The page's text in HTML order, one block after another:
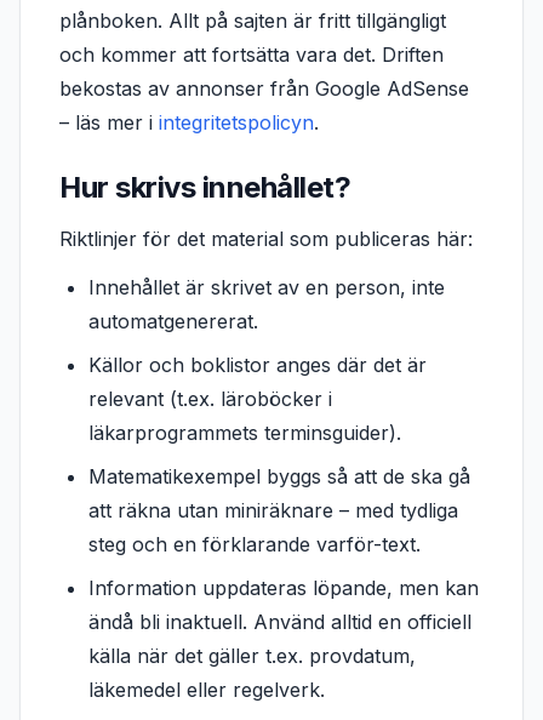
plånboken. Allt på sajten är fritt tillgängligt
och kommer att fortsätta vara det. Driften
bekostas av annonser från Google AdSense
– läs mer i integritetspolicyn.
Hur skrivs innehållet?
Riktlinjer för det material som publiceras här:
Innehållet är skrivet av en person, inte
automatgenererat.
Källor och boklistor anges där det är
relevant (t.ex. läroböcker i
läkarprogrammets terminsguider).
Matematikexempel byggs så att de ska gå
att räkna utan miniräknare – med tydliga
steg och en förklarande varför-text.
Information uppdateras löpande, men kan
ändå bli inaktuell. Använd alltid en officiell
källa när det gäller t.ex. provdatum,
läkemedel eller regelverk.